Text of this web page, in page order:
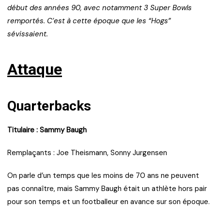
début des années 90, avec notamment 3 Super Bowls
remportés. C’est à cette époque que les “Hogs”
sévissaient.
Attaque
Quarterbacks
Titulaire : Sammy Baugh
Remplaçants : Joe Theismann, Sonny Jurgensen
On parle d’un temps que les moins de 70 ans ne peuvent
pas connaître, mais Sammy Baugh était un athlète hors pair
pour son temps et un footballeur en avance sur son époque.